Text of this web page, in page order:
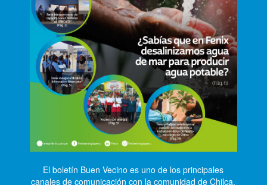
El boletín Buen Vecino es uno de los principales
canales de comunicación con la comunidad de Chilca.